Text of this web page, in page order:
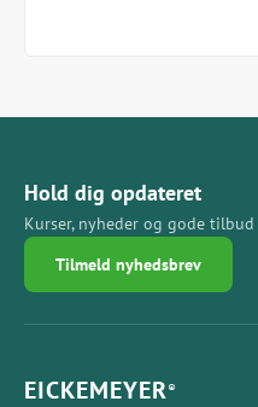
Hold dig opdateret
Kurser, nyheder og gode
Tilmeld nyhedsbrev
EICKEMEYER®